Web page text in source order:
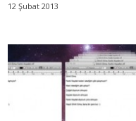
12 Şubat 2013